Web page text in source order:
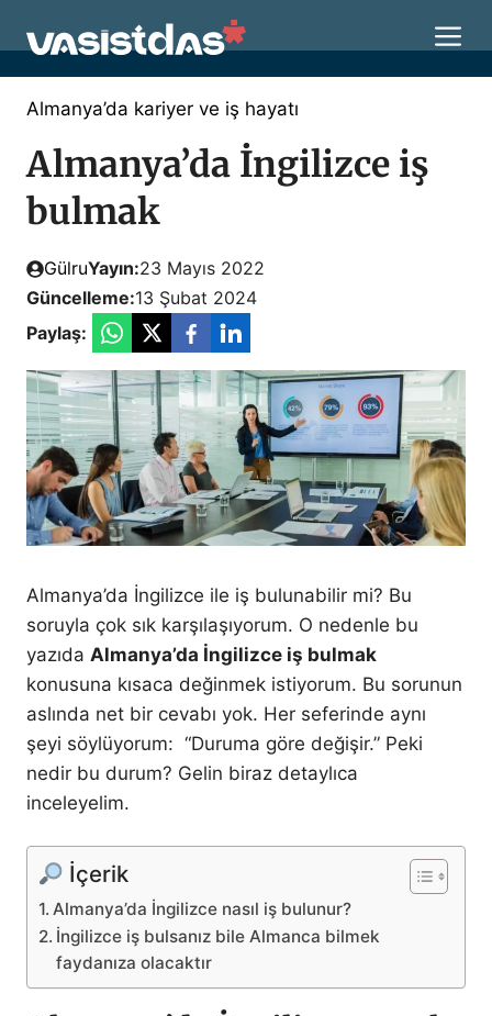
atla
Almanya’da kariyer ve iş hayatı
Almanya’da İngilizce iş
bulmak
GülruYayın:23 Mayıs 2022
Güncelleme:13 Şubat 2024
Paylaş:
Almanya’da İngilizce ile iş bulunabilir mi? Bu
soruyla çok sık karşılaşıyorum. O nedenle bu
yazıda Almanya’da İngilizce iş bulmak
konusuna kısaca değinmek istiyorum. Bu sorunun
aslında net bir cevabı yok. Her seferinde aynı
şeyi söylüyorum: “Duruma göre değişir.” Peki
nedir bu durum? Gelin biraz detaylıca
inceleyelim.
İçerik
Almanya’da İngilizce nasıl iş bulunur?
İngilizce iş bulsanız bile Almanca bilmek
faydanıza olacaktır